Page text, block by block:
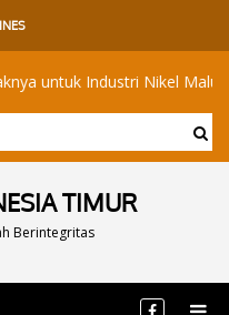
Industri Nikel Maluku Utara?
TIMUR
Berintegritas